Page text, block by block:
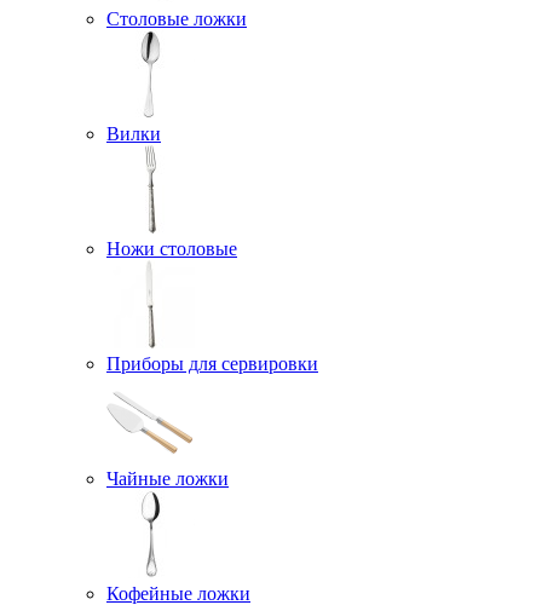
Столовые ложки
Вилки
Ножи столовые
Приборы для сервировки
Чайные ложки
Кофейные ложки